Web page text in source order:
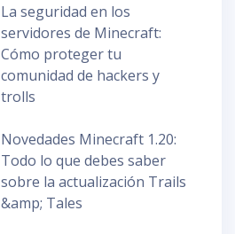
La seguridad en los
servidores de Minecraft:
Cómo proteger tu
comunidad de hackers y
trolls
Novedades Minecraft 1.20:
Todo lo que debes saber
sobre la actualización Trails
&amp; Tales